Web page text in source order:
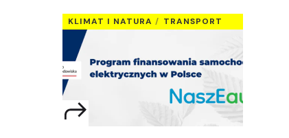
KLIMAT I NATURA TRANSPORT